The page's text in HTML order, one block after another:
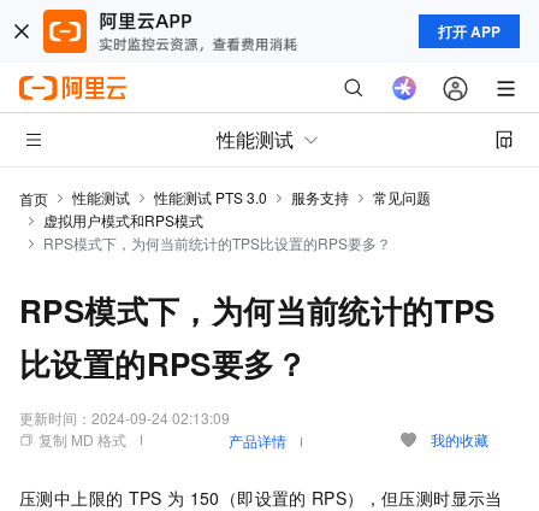
打开 APP
性能测试
首页 性能测试 性能测试 PTS 3.0 服务支持
常见问题
虚拟用户模式和RPS模式
RPS模式下，为何当前统计的TPS比设置的RPS要多？
RPS模式下，为何当前统计的TPS
比设置的RPS要多？
更新时间： 2024-09-24 02:13:09
复制 MD 格式
产品详情 我的收藏
压测中上限的 TPS 为 150（即设置的 RPS），但压测时显示当